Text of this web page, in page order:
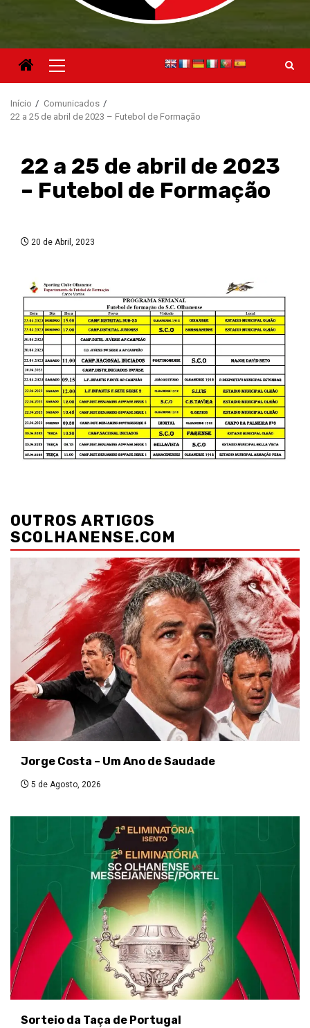
Menu
principal
Início
Comunicados
22 a 25 de abril de 2023 – Futebol de Formação
22 a 25 de abril de 2023
– Futebol de Formação
20 de Abril, 2023
de
artigos
OUTROS ARTIGOS
SCOLHANENSE.COM
Jorge Costa – Um Ano de Saudade
5 de Agosto, 2026
Sorteio da Taça de Portugal